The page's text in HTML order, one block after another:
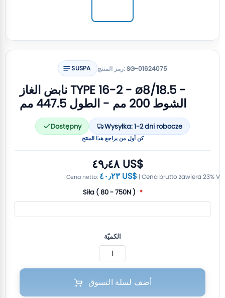
SUSPA رمز المنتج:SG-01624075
نابض الغاز TYPE 16-2 - ø8/18.5 -
الشوط 200 مم - الطول 447.5 مم
Dostępny Wysyłka: 1-2 dni robocze
كن أول من يراجع هذا المنتج
٤٩٫٤٨ US$
٤٠٫٢٣ US$
Siła ( 80 - 750N )
الكميّة
أضف لسلة التسوق